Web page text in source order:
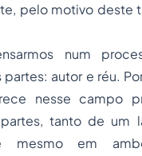
pelo motivo deste
num
partes: autor e réu.
nesse campo
tanto de um
mesmo em